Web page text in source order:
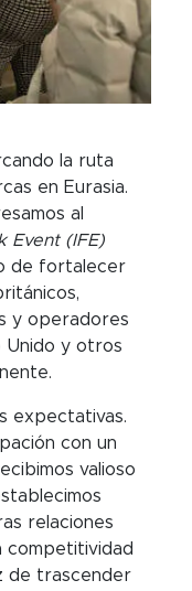
la ruta
en Eurasia.
al
Event (IFE)
de fortalecer
y operadores
Unido y otros
expectativas.
con un
valioso
relaciones
competitividad
de trascender